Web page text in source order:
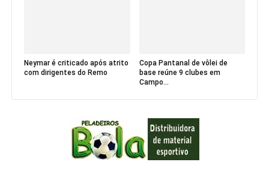
Neymar é criticado após atrito
com dirigentes do Remo
Copa Pantanal de vôlei de
base reúne 9 clubes em
Campo...